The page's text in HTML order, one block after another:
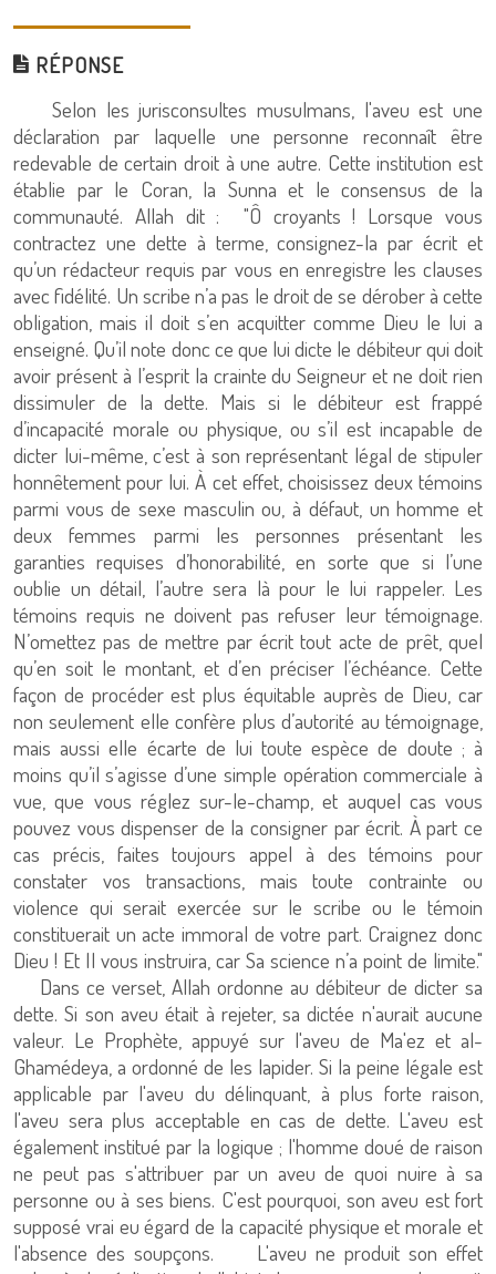
RÉPONSE
Selon les jurisconsultes musulmans, l'aveu est une
déclaration par laquelle une personne reconnaît être
redevable de certain droit à une autre. Cette institution est
établie par le Coran, la Sunna et le consensus de la
communauté. Allah dit : "Ô croyants ! Lorsque vous
contractez une dette à terme, consignez-la par écrit et
qu’un rédacteur requis par vous en enregistre les clauses
avec fidélité. Un scribe n’a pas le droit de se dérober à cette
obligation, mais il doit s’en acquitter comme Dieu le lui a
enseigné. Qu’il note donc ce que lui dicte le débiteur qui doit
avoir présent à l’esprit la crainte du Seigneur et ne doit rien
dissimuler de la dette. Mais si le débiteur est frappé
d’incapacité morale ou physique, ou s’il est incapable de
dicter lui-même, c’est à son représentant légal de stipuler
honnêtement pour lui. À cet effet, choisissez deux témoins
parmi vous de sexe masculin ou, à défaut, un homme et
deux femmes parmi les personnes présentant les
garanties requises d’honorabilité, en sorte que si l’une
oublie un détail, l’autre sera là pour le lui rappeler. Les
témoins requis ne doivent pas refuser leur témoignage.
N’omettez pas de mettre par écrit tout acte de prêt, quel
qu’en soit le montant, et d’en préciser l’échéance. Cette
façon de procéder est plus équitable auprès de Dieu, car
non seulement elle confère plus d’autorité au témoignage,
mais aussi elle écarte de lui toute espèce de doute ; à
moins qu’il s’agisse d’une simple opération commerciale à
vue, que vous réglez sur-le-champ, et auquel cas vous
pouvez vous dispenser de la consigner par écrit. À part ce
cas précis, faites toujours appel à des témoins pour
constater vos transactions, mais toute contrainte ou
violence qui serait exercée sur le scribe ou le témoin
constituerait un acte immoral de votre part. Craignez donc
Dieu ! Et Il vous instruira, car Sa science n’a point de limite."
Dans ce verset, Allah ordonne au débiteur de dicter sa
dette. Si son aveu était à rejeter, sa dictée n'aurait aucune
valeur. Le Prophète, appuyé sur l'aveu de Ma'ez et al-
Ghamédeya, a ordonné de les lapider. Si la peine légale est
applicable par l'aveu du délinquant, à plus forte raison,
l'aveu sera plus acceptable en cas de dette. L'aveu est
également institué par la logique ; l'homme doué de raison
ne peut pas s'attribuer par un aveu de quoi nuire à sa
personne ou à ses biens. C'est pourquoi, son aveu est fort
supposé vrai eu égard de la capacité physique et morale et
l'absence des soupçons. L'aveu ne produit son effet